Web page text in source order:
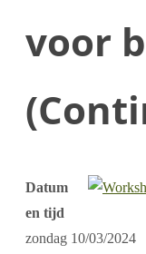
voor
Datum
en tijd
zondag 10/03/2024